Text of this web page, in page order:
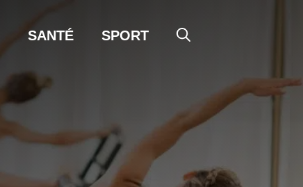
SANTÉ SPORT